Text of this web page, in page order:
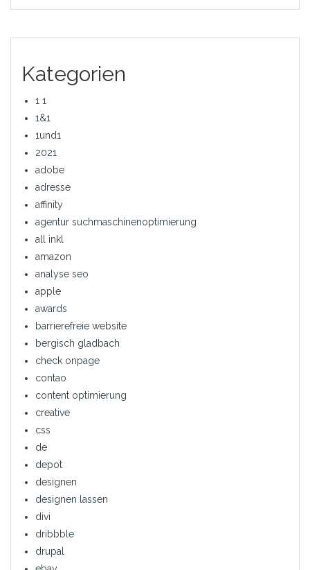
Kategorien
1 1
1&1
1und1
2021
adobe
adresse
affinity
agentur suchmaschinenoptimierung
all inkl
amazon
analyse seo
apple
awards
barrierefreie website
bergisch gladbach
check onpage
contao
content optimierung
creative
css
de
depot
designen
designen lassen
divi
dribbble
drupal